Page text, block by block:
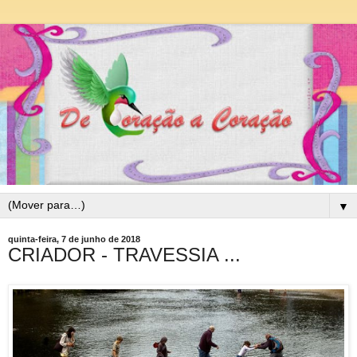
▼
quinta-feira, 7 de junho de 2018
CRIADOR - TRAVESSIA ...